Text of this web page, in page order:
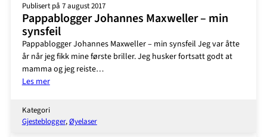
Publisert på 7 august 2017
Pappablogger Johannes Maxweller – min
synsfeil
Pappablogger Johannes Maxweller – min synsfeil Jeg var åtte
år når jeg fikk mine første briller. Jeg husker fortsatt godt at
mamma og jeg reiste…
Les mer:
Johannes
Maxweller
Kategori
Gjesteblogger, Øyelaser